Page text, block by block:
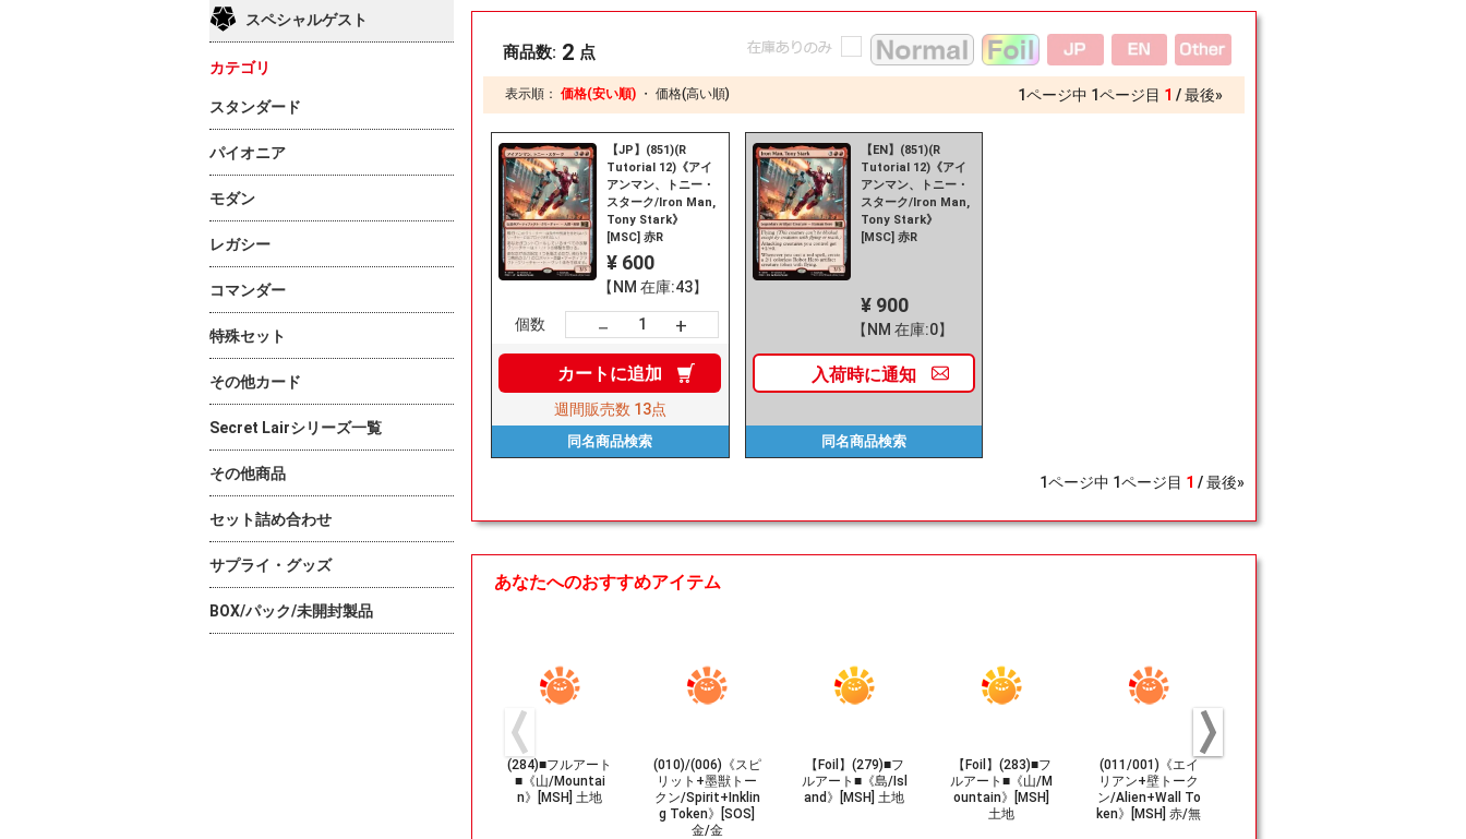
商品数: 2 点
表示順： 価格(安い順) ・ 価格(高い順) 1ページ中 1ページ目 1 最後»
【JP】(851)(R
Tutorial 12)《アイ
アンマン、トニー・
スターク/Iron Man,
Tony Stark》
[MSC] 赤R
¥ 600
【NM 在庫:43】
個数 － +
カートに追加
週間販売数 13点
同名商品検索
【EN】(851)(R
Tutorial 12)《アイ
アンマン、トニー・
スターク/Iron Man,
Tony Stark》
[MSC] 赤R
¥ 900
【NM 在庫:0】
入荷時に通知
同名商品検索
1ページ中 1ページ目 1 最後»
あなたへのおすすめアイテム
(284)■フルアート
■《山/Mountai
n》[MSH] 土地
(010)/(006)《スピ
リット+墨獣トー
クン/Spirit+Inklin
g Token》[SOS]
金/金
【Foil】(279)■フ
ルアート■《島/Isl
and》[MSH] 土地
【Foil】(283)■フ
ルアート■《山/M
ountain》[MSH]
土地
(011/001)《エイ
リアン+壁トーク
ン/Alien+Wall To
ken》[MSH] 赤/無